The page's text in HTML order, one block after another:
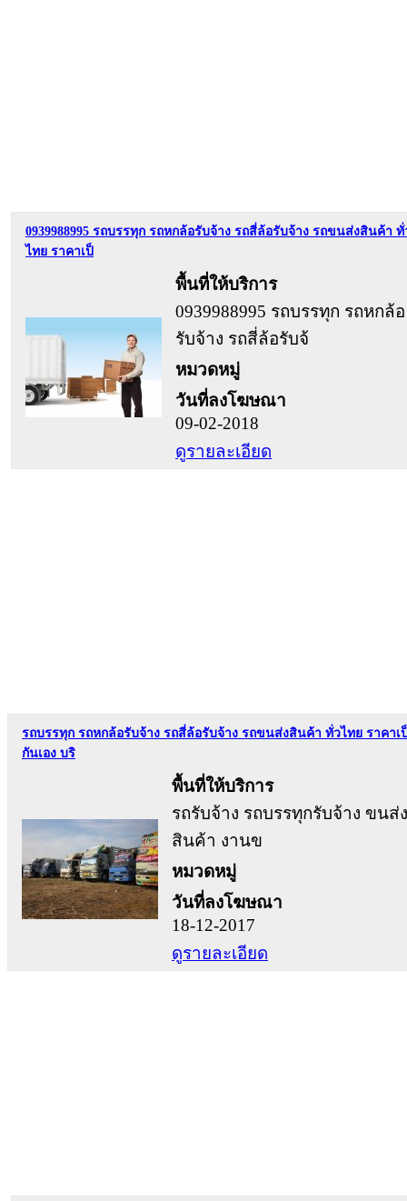
0939988995 รถบรรทุก รถหกล้อรับจ้าง รถสี่ล้อรับจ้าง รถขนส่งสินค้า ทั่
ไทย ราคาเป็
พื้นที่ให้บริการ
0939988995 รถบรรทุก รถหกล้อ
รับจ้าง รถสี่ล้อรับจ้
หมวดหมู่
วันที่ลงโฆษณา
09-02-2018
ดูรายละเอียด
รถบรรทุก รถหกล้อรับจ้าง รถสี่ล้อรับจ้าง รถขนส่งสินค้า ทั่วไทย ราคาเ
กันเอง บริ
พื้นที่ให้บริการ
รถรับจ้าง รถบรรทุกรับจ้าง ขนส่ง
สินค้า งานข
หมวดหมู่
วันที่ลงโฆษณา
18-12-2017
ดูรายละเอียด